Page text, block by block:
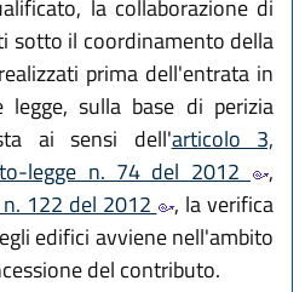
la collaborazione di
sotto il coordinamento della
prima dell'entrata in
legge, sulla base di perizia
ai sensi dell'articolo 3,
legge n. 74 del 2012
,
n. 122 del 2012
, la verifica
edifici avviene nell'ambito
del contributo.